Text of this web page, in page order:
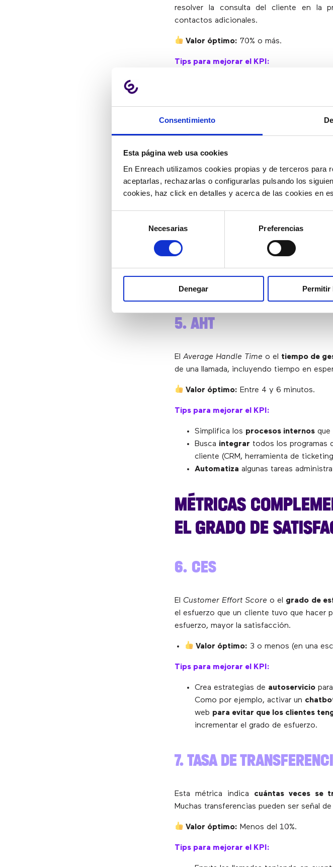
Consentimiento
Esta página web usa cookies
En Enreach utilizamos cookies propias y de terceros para
aceptarlas, rechazarlas o configurarlas pulsando los
cookies, haz click en detalles y acerca de las cookies en
consentimiento
Necesarias Preferencias
Denegar Permitir
resolver la consulta del cliente en la
contactos adicionales.
Valor óptimo: 70% o más.
Tips para mejorar el KPI:
dudas.
4. TIEMPO MEDIO DE
Esta métrica calcula el lapso de tiempo
atendidos.
Valor óptimo:Menos de 30 segundos.
Tips para mejorar el KPI:
para los picos de
Implementa uncallbotpara cualificar
agente disponible.
5. AHT
El Average Handle Time o el tiempo de
de una llamada, incluyendo tiempo en
Valor óptimo: Entre 4 y 6 minutos.
Tips para mejorar el KPI:
Simplifica los procesos internos que
Busca integrar todos los programas
cliente (CRM, herramienta de
Automatiza algunas tareas
MÉTRICAS
EL GRADO DE
6. CES
El Customer Effort Score o el grado de
el esfuerzo que un cliente tuvo que hacer
esfuerzo, mayor la satisfacción.
Valor óptimo: 3 o menos (en una
Tips para mejorar el KPI:
Crea estrategias de autoservicio
Como por ejemplo, activar un
web para evitar que los clientes
incrementar el grado de esfuerzo.
7. TASA DE
Esta métrica indica cuántas veces se
Muchas transferencias pueden ser señal
Valor óptimo: Menos del 10%.
Tips para mejorar el KPI: